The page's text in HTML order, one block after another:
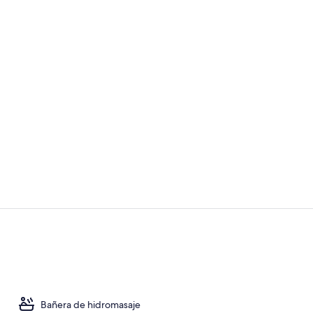
Bañera de hidromasaje